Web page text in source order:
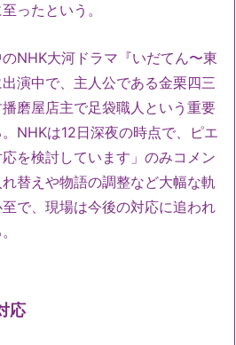
ったという。
NHK大河ドラマ『いだてん〜東
演中で、主人公である金栗四三
播磨屋店主で足袋職人という重要
NHKは12日深夜の時点で、ピエ
を検討しています」のみコメン
替えや物語の調整など大幅な軌
で、現場は今後の対応に追われ
応